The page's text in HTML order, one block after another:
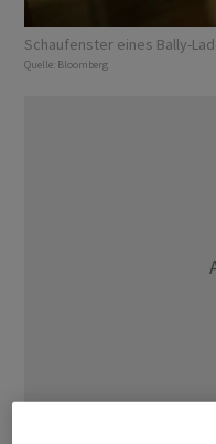
Schaufenster eines Bally-
Quelle: Bloomberg